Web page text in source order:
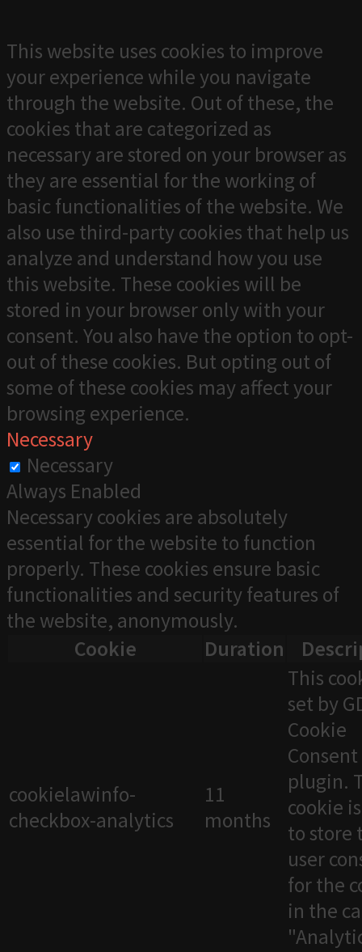
This website uses cookies to improve
your experience while you navigate
through the website. Out of these, the
cookies that are categorized as
necessary are stored on your browser as
they are essential for the working of
basic functionalities of the website. We
also use third-party cookies that help us
analyze and understand how you use
this website. These cookies will be
stored in your browser only with your
consent. You also have the option to opt-
out of these cookies. But opting out of
some of these cookies may affect your
browsing experience.
Necessary
Necessary
Always Enabled
Necessary cookies are absolutely
essential for the website to function
properly. These cookies ensure basic
functionalities and security features of
the website, anonymously.
Cookie
Duration
cookielawinfo-
checkbox-analytics
11
months
This
set by
Cookie
Consent
plugin.
cookie
to store
user
for the
in the